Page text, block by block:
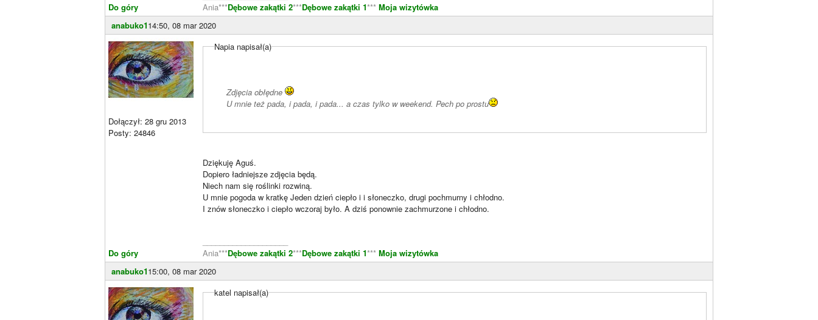
Do góry
Ania***Dębowe zakątki 2***Dębowe zakątki 1*** Moja wizytówka
anabuko114:50, 08 mar 2020
Dołączył: 28 gru 2013
Posty: 24846
Do góry
Napia napisał(a)
Zdjęcia obłędne
U mnie też pada, i pada, i pada... a czas tylko w weekend. Pech po prostu
Dziękuję Aguś.
Dopiero ładniejsze zdjęcia będą.
Niech nam się roślinki rozwiną.
U mnie pogoda w kratkę Jeden dzień ciepło i i słoneczko, drugi pochmurny i chłodno.
I znów słoneczko i ciepło wczoraj było. A dziś ponownie zachmurzone i chłodno.
Ania***Dębowe zakątki 2***Dębowe zakątki 1*** Moja wizytówka
anabuko115:00, 08 mar 2020
katel napisał(a)